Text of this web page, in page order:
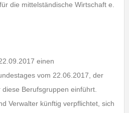
die mittelständische Wirtschaft e.
einen
vom 22.06.2017, der
Berufsgruppen einführt.
Verwalter künftig verpflichtet, sich